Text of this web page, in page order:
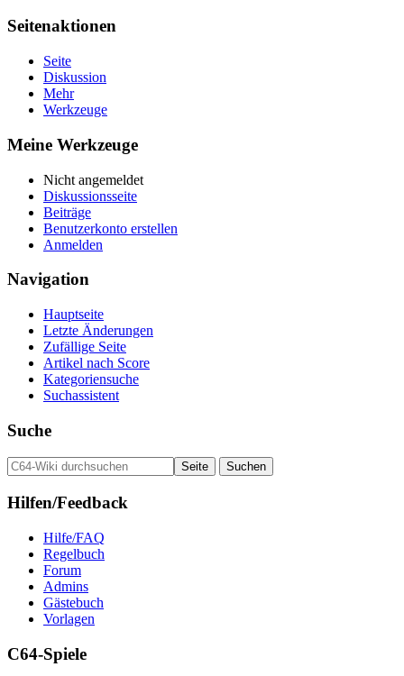
Seitenaktionen
Seite
Diskussion
Mehr
Werkzeuge
Meine Werkzeuge
Nicht angemeldet
Diskussionsseite
Beiträge
Benutzerkonto erstellen
Anmelden
Navigation
Hauptseite
Letzte Änderungen
Zufällige Seite
Artikel nach Score
Kategoriensuche
Suchassistent
Suche
Hilfen/Feedback
Hilfe/FAQ
Regelbuch
Forum
Admins
Gästebuch
Vorlagen
C64-Spiele